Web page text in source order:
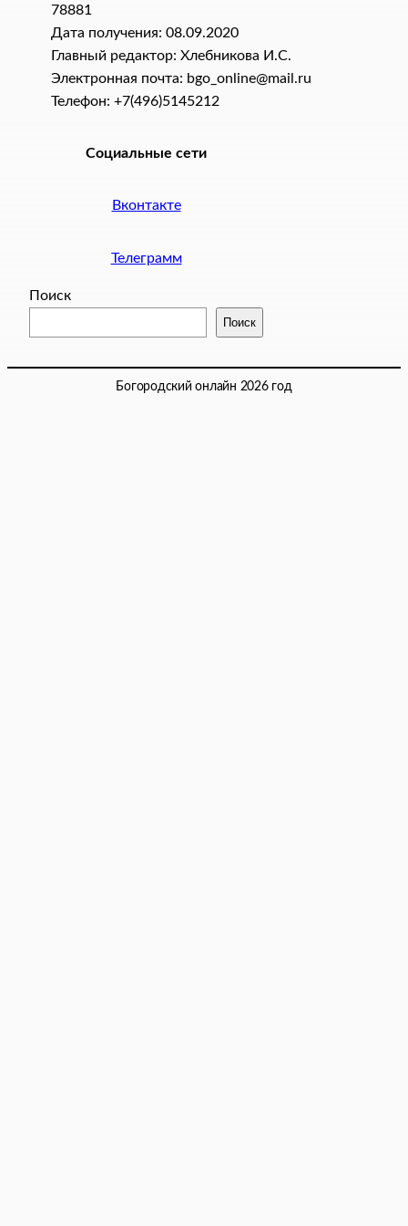
78881
Дата получения: 08.09.2020
Главный редактор: Хлебникова И.C.
Электронная почта: bgo_online@mail.ru
Телефон: +7(496)5145212
Социальные сети
Вконтакте
Телеграмм
Поиск
Поиск
Богородский онлайн 2026 год